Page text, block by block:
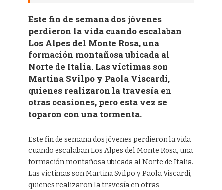
Este fin de semana dos jóvenes
perdieron la vida cuando escalaban
Los Alpes del Monte Rosa, una
formación montañosa ubicada al
Norte de Italia. Las víctimas son
Martina Svilpo y Paola Viscardi,
quienes realizaron la travesía en
otras ocasiones, pero esta vez se
toparon con una tormenta.
Este fin de semana dos jóvenes perdieron la vida
cuando escalaban Los Alpes del Monte Rosa, una
formación montañosa ubicada al Norte de Italia.
Las víctimas son Martina Svilpo y Paola Viscardi,
quienes realizaron la travesía en otras